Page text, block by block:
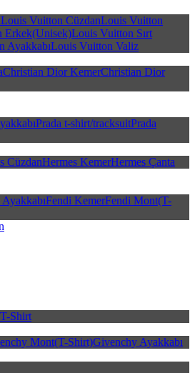
Louis Vuitton CüzdanLouis Vuitton
Erkek(Unisek)Louis Vuitton Sırt
AyakkabıLouis Vuitton Valiz
Christian Dior KemerChristian Dior
Prada t-shirt/tracksuitPrada
CüzdanHermes KemerHermes Çanta
Fendi KemerFendi Mont(T-
Shirt
Mont(T-Shirt)Givenchy Ayakkabı